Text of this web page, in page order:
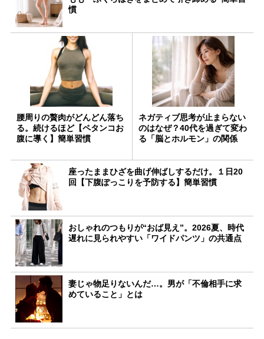
慣
腰周りの贅肉がどんどん落ち
る。続けるほど【ペタンコお
腹に導く】簡単習慣
ネガティブ思考が止まらない
のはなぜ？40代を過ぎて変わ
る「脳とホルモン」の関係
座ったままひざを曲げ伸ばしするだけ。１日20
回【下腹ぽっこりを予防する】簡単習慣
おしゃれのつもりが“おば見え”。2026夏、時代
遅れに見られやすい「ワイドパンツ」の共通点
妻じゃ物足りないんだ…。男が「不倫相手に求
めていること」とは